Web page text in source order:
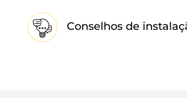
Conselhos de